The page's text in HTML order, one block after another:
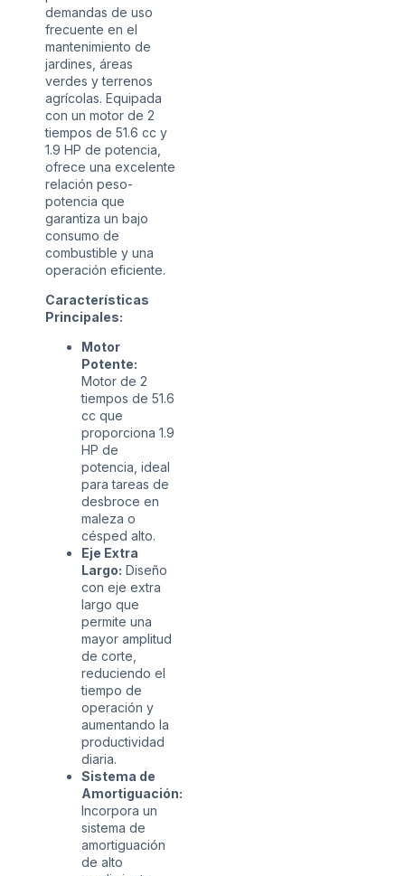
demandas de uso
frecuente en el
mantenimiento de
jardines, áreas
verdes y terrenos
agrícolas. Equipada
con un motor de 2
tiempos de 51.6 cc y
1.9 HP de potencia,
ofrece una excelente
relación peso-
potencia que
garantiza un bajo
consumo de
combustible y una
operación eficiente.
Características
Principales:
Motor
Potente:
Motor de 2
tiempos de 51.6
cc que
proporciona 1.9
HP de
potencia, ideal
para tareas de
desbroce en
maleza o
césped alto.
Eje Extra
Largo: Diseño
con eje extra
largo que
permite una
mayor amplitud
de corte,
reduciendo el
tiempo de
operación y
aumentando la
productividad
diaria.
Sistema de
Amortiguación:
Incorpora un
sistema de
amortiguación
de alto